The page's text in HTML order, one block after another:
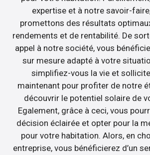
expertise et à notre savoir-
promettons des résultats
rendements et de rentabilité. De
appel à notre société, vous
sur mesure adapté à votre
simplifiez-vous la vie et
maintenant pour profiter de notre
découvrir le potentiel solaire de
Egalement, grâce à ceci, vous
décision éclairée et opter pour la
pour votre habitation. Alors, en
entreprise, vous bénéficierez d’un